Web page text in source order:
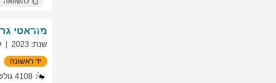
מזראטי
שנת:
2023
יד ראשונה
4108